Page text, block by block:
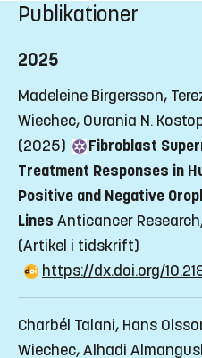
Publikationer
2025
Madeleine Birgersson,
Wiechec, Ourania N.
(2025)
Fibroblast
Treatment Responses in
Positive and Negative
Lines Anticancer
(Artikel i tidskrift)
https://dx.doi.org/
Charbél Talani, Hans
Wiechec, Alhadi